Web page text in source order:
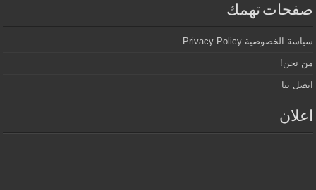
صفحات تهمك
سياسة الخصوصية Privacy Policy
من نحن!
اتصل بنا
اعلان